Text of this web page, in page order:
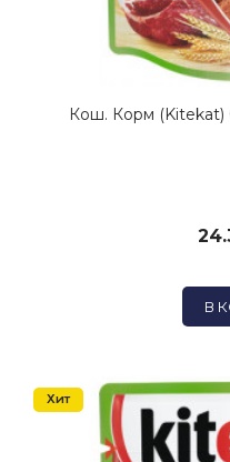
Кош. Корм (Kitekat)
В
Хит